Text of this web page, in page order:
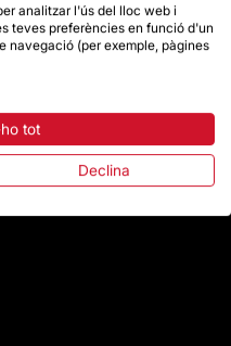
analitzar l'ús del lloc web i
teves preferències en funció d'un
navegació (per exemple, pàgines
tot
Declina